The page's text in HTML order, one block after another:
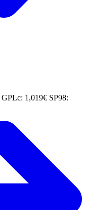
GPLc: 1,019€ SP98: